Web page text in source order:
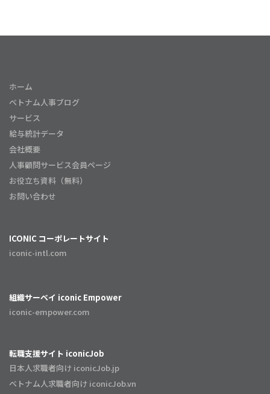
ホーム
ベトナム人事ブログ
サービス
給与統計データ
会社概要
人事顧問サービス会員ページ
お役立ち資料（無料）
お問い合わせ
ICONIC コーポレートサイト
iconic-intl.com
組織サーベイ iconic Empower
iconic-empower.com
転職支援サイト iconicJob
日本人求職者向け iconicJob.jp
ベトナム人求職者向け iconicJob.vn